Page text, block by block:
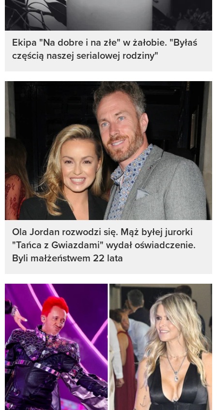
Ekipa "Na dobre i na złe" w żałobie. "Byłaś
częścią naszej serialowej rodziny"
Ola Jordan rozwodzi się. Mąż byłej jurorki
"Tańca z Gwiazdami" wydał oświadczenie.
Byli małżeństwem 22 lata